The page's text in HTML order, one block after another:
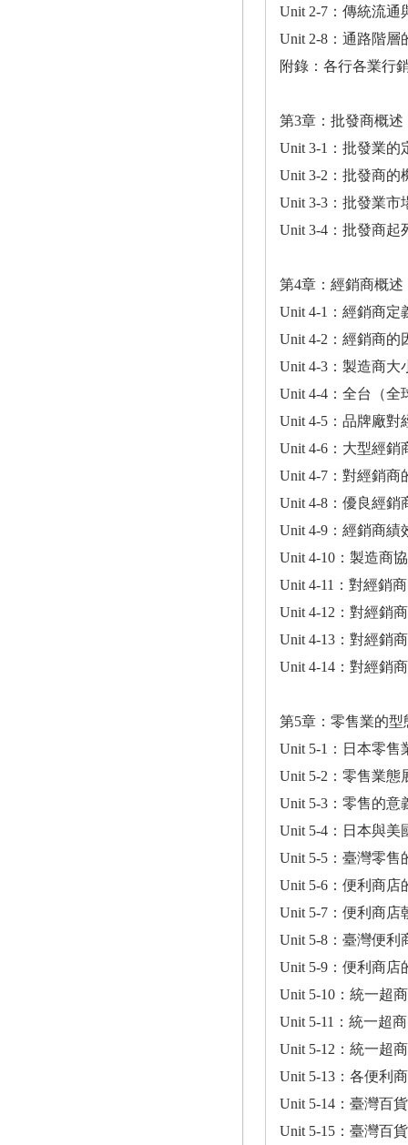
Unit 2-7：傳統流通
Unit 2-8：通路階層
附錄：各行各業行
第3章：批發商概述
Unit 3-1：批發業的
Unit 3-2：批發商的
Unit 3-3：批發業市
Unit 3-4：批發商起
第4章：經銷商概述
Unit 4-1：經銷商定
Unit 4-2：經銷商的
Unit 4-3：製造商大
Unit 4-4：全台（全
Unit 4-5：品牌廠對
Unit 4-6：大型經銷
Unit 4-7：對經銷商
Unit 4-8：優良經銷
Unit 4-9：經銷商績
Unit 4-10：製造商
Unit 4-11：對經銷
Unit 4-12：對經銷
Unit 4-13：對經銷
Unit 4-14：對經銷
第5章：零售業的
Unit 5-1：日本零售
Unit 5-2：零售業態
Unit 5-3：零售的意
Unit 5-4：日本與美
Unit 5-5：臺灣零售
Unit 5-6：便利商店
Unit 5-7：便利商店
Unit 5-8：臺灣便利
Unit 5-9：便利商店
Unit 5-10：統一超
Unit 5-11：統一超
Unit 5-12：統一超
Unit 5-13：各便利
Unit 5-14：臺灣百
Unit 5-15：臺灣百